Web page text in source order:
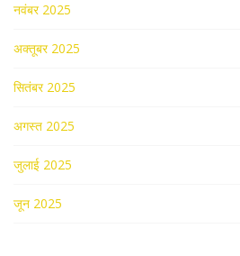
नवंबर 2025
अक्तूबर 2025
सितंबर 2025
अगस्त 2025
जुलाई 2025
जून 2025